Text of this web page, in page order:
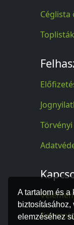
A tartalom és a
elemzéséhez
Céglista
Toplisták